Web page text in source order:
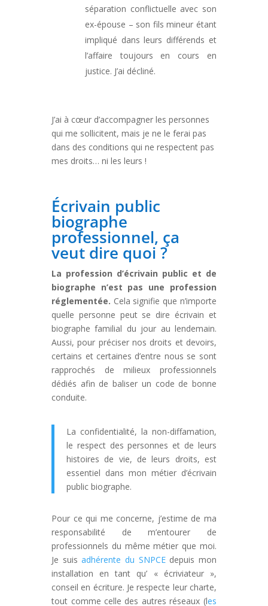
séparation conflictuelle avec son
ex-épouse – son fils mineur étant
impliqué dans leurs différends et
l’affaire toujours en cours en
justice. J’ai décliné.
J’ai à cœur d’accompagner les personnes
qui me sollicitent, mais je ne le ferai pas
dans des conditions qui ne respectent pas
mes droits… ni les leurs !
Écrivain public
biographe
professionnel, ça
veut dire quoi ?
La profession d’écrivain public et de
biographe n’est pas une profession
réglementée. Cela signifie que n’importe
quelle personne peut se dire écrivain et
biographe familial du jour au lendemain.
Aussi, pour préciser nos droits et devoirs,
certains et certaines d’entre nous se sont
rapprochés de milieux professionnels
dédiés afin de baliser un code de bonne
conduite.
La confidentialité, la non-diffamation,
le respect des personnes et de leurs
histoires de vie, de leurs droits, est
essentiel dans mon métier d’écrivain
public biographe.
Pour ce qui me concerne, j’estime de ma
responsabilité de m’entourer de
professionnels du même métier que moi.
Je suisadhérente du SNPCEdepuis mon
installation en tant qu’ « écriviateur »,
conseil en écriture. Je respecte leur charte,
tout comme celle des autres réseaux (les